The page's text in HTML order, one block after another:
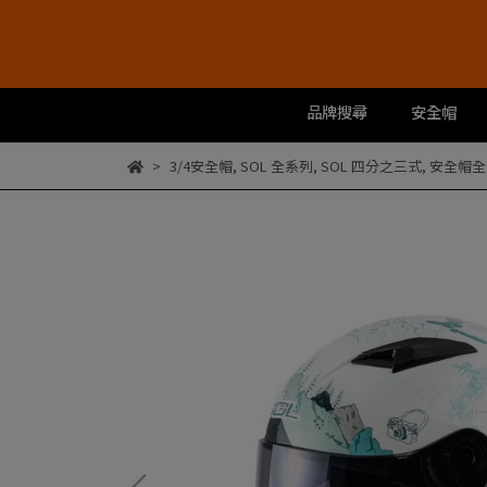
品牌搜尋 安全帽
3/4安全帽, SOL 全系列, SOL 四分之三式, 安全帽